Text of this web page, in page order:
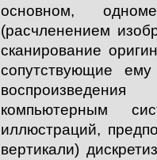
основном,
(расчленением
сканирование
сопутствующие
компьютерным
иллюстраций,
вертикали)